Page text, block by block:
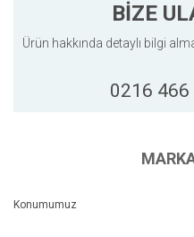
BİZE
Ürün hakkında detaylı bilgi
0216 466
Konumumuz